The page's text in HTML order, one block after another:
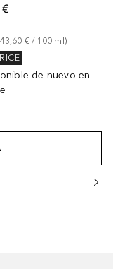
43,60 € / 100 ml )
de nuevo en